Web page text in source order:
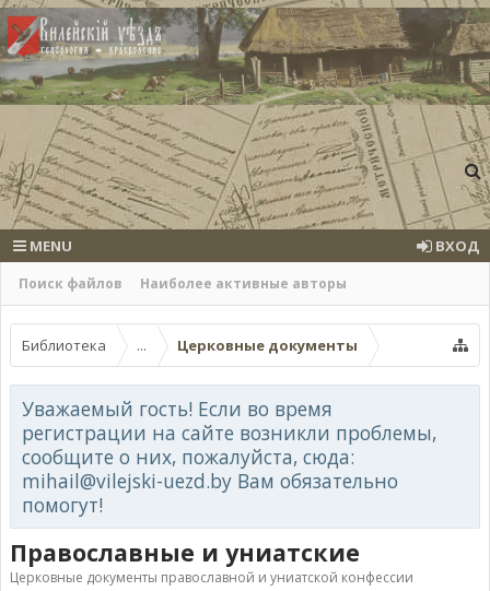
Поиск файлов Наиболее активные авторы
MENU ВХОД
Библиотека ... Церковные документы
Уважаемый гость! Если во время
регистрации на сайте возникли проблемы,
сообщите о них, пожалуйста, сюда:
mihail@vilejski-uezd.by Вам обязательно
помогут!
Православные и униатские
Церковные документы православной и униатской конфессии